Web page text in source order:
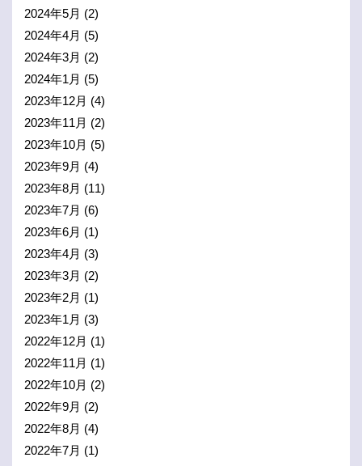
2024年5月 (2)
2024年4月 (5)
2024年3月 (2)
2024年1月 (5)
2023年12月 (4)
2023年11月 (2)
2023年10月 (5)
2023年9月 (4)
2023年8月 (11)
2023年7月 (6)
2023年6月 (1)
2023年4月 (3)
2023年3月 (2)
2023年2月 (1)
2023年1月 (3)
2022年12月 (1)
2022年11月 (1)
2022年10月 (2)
2022年9月 (2)
2022年8月 (4)
2022年7月 (1)